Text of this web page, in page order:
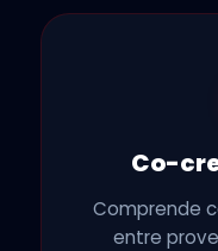
Co-
Comprende
entre